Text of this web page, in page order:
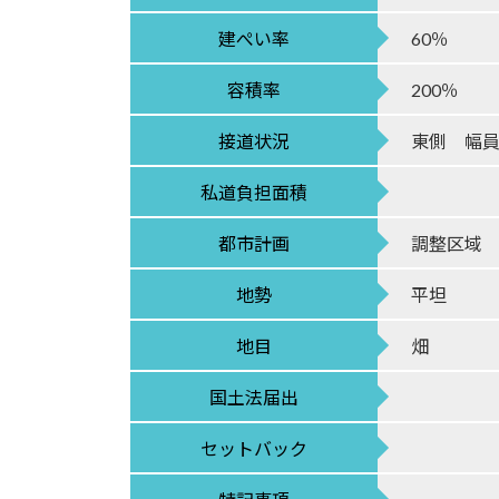
建ぺい率 60％
容積率 200％
接道状況 東側 幅
私道負担面積
都市計画 調整区域
地勢 平坦
地目 畑
国土法届出
セットバック